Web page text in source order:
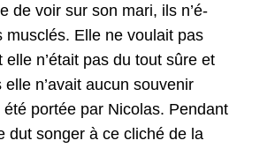
de voir sur son mari, ils n’é­
mus­clés. Elle ne voulait pas
elle n’é­tait pas du tout sûre et
n’avait aucun sou­venir
été portée par Nico­las. Pen­dant
dut songer à ce cliché de la